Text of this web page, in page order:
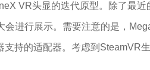
VR头显的迭代原型。除了最
会进行展示。需要注意的是，
持的适配器。考虑到SteamVR